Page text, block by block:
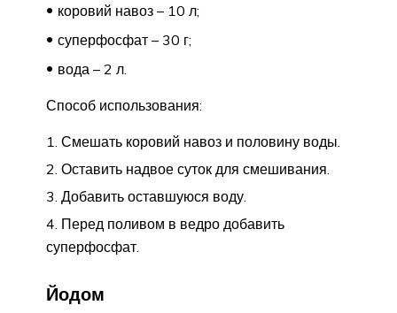
коровий навоз – 10 л;
суперфосфат – 30 г;
вода – 2 л.
Способ использования:
Смешать коровий навоз и половину воды.
Оставить надвое суток для смешивания.
Добавить оставшуюся воду.
Перед поливом в ведро добавить
суперфосфат.
Йодом